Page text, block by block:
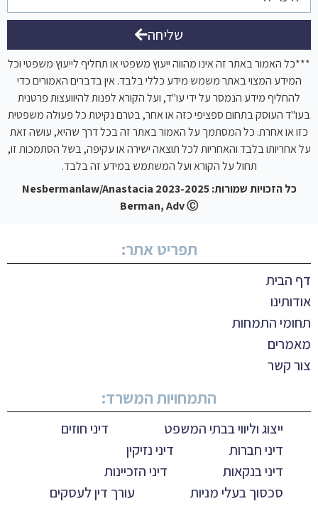
שליחה
***כל האמור באתר זה אינו מהווה ייעוץ משפטי או תחליף לייעוץ משפטי וכל
המידע המצוי באתר משמש מידע כללי בלבד. אין בדברים האמורים כדי
להחליף מידע הנמסר על ידי עו"ד, ועל הקורא לפנות להיוועצות פרטנית
בעו"ד העוסק בתחום ספציפי כזה או אחר, בטרם נקיטת כל פעולה משפטית
כזו או אחרת. כל המסתמך על האמור באתר זה בכל דרך שהיא, עושה זאת
על אחריותו בלבד והאחריות לכל תוצאה ישירה או עקיפה, בשל הסתמכות זו,
תחול על הקורא ועל המשתמש במידע זה בלבד.
כל הזכויות שמורות: 2023-2025 Nesbermanlaw/Anastacia
Berman, Adv Ⓒ
תפריט אתר:
דף הבית
אודותינו
תחומי התמחות
מאמרים
צור קשר
התמחויות המשרד:
ייצוג וליווי בבתי המשפט
דיני חוזים
דיני חברות
דיני נזיקין
דיני בנקאות
דיני הזכיינות
סכסוך בעלי מניות
עורך דין לעסקים